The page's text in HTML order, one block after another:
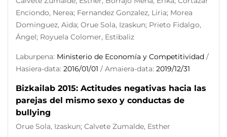
Enciondo, Nerea; Fernandez Gonzalez, Liria; Morea
Dominguez, Aida; Orue Sola, Izaskun; Prieto Fidalgo,
Ángel; Royuela Colomer, Estibaliz
Laburpena: Ministerio de Economía y Competitividad /
Hasiera-data: 2016/01/01 / Amaiera-data: 2019/12/31
Bizkailab 2015: Actitudes negativas hacia las
parejas del mismo sexo y conductas de
bullying
Orue Sola, Izaskun; Calvete Zumalde, Esther